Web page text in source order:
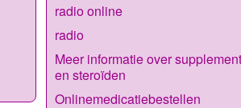
radio online
radio
Meer informatie over
en steroïden
Onlinemedicatiebestellen